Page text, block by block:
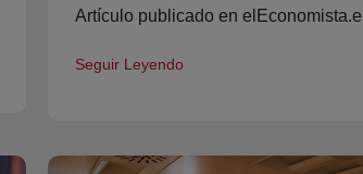
Artículo publicado en
Seguir Leyendo